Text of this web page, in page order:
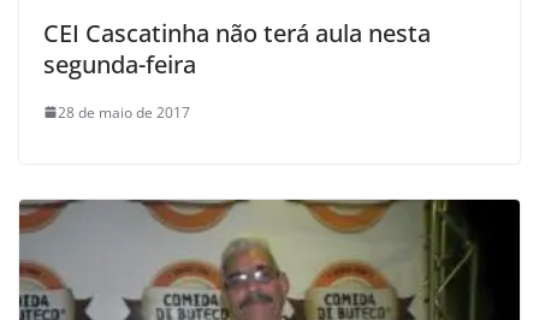
CEI Cascatinha não terá aula nesta
segunda-feira
28 de maio de 2017